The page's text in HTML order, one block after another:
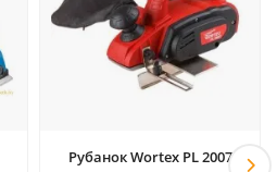
Рубанок Wortex PL 2007